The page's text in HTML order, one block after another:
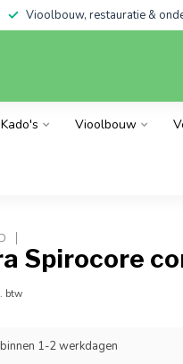
Vioolbouw, restauratie &
Kado's Vioolbouw
Spirocore
btw
1-2 werkdagen